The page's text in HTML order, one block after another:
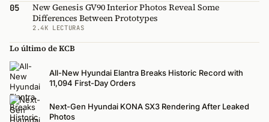
05
New Genesis GV90 Interior Photos Reveal Some
Differences Between Prototypes
2.4K LECTURAS
Lo último de KCB
All-New Hyundai Elantra Breaks Historic Record with
11,094 First-Day Orders
Next-Gen Hyundai KONA SX3 Rendering After Leaked
Photos